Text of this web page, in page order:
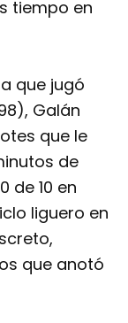
tiempo en
que jugó
Galán
que le
de
de 10 en
liguero en
que anotó